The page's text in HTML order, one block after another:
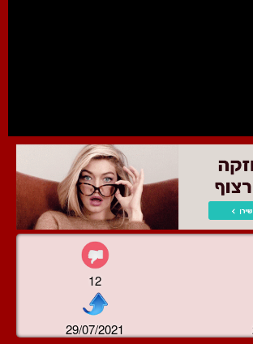
12
29/07/2021